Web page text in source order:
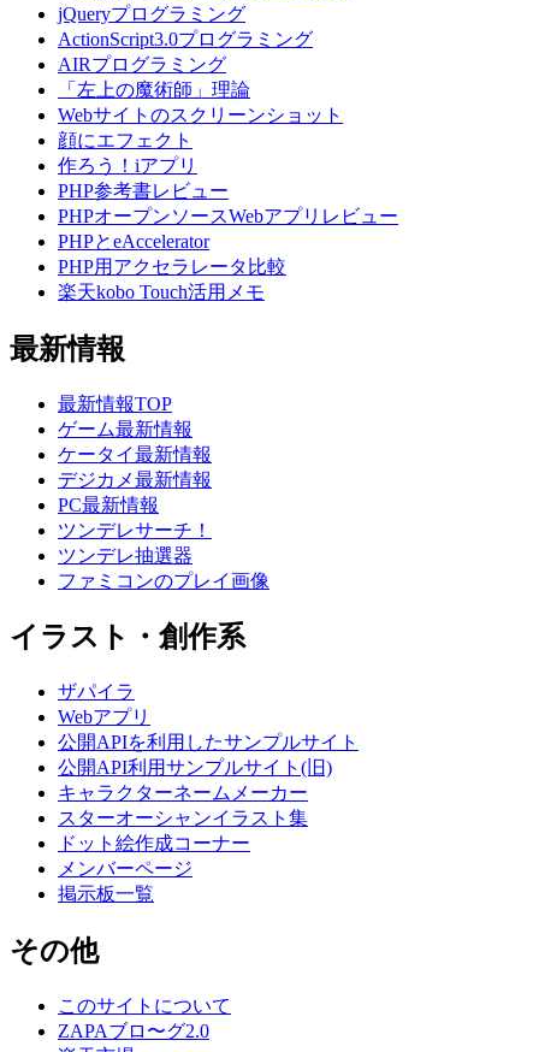
jQueryプログラミング
ActionScript3.0プログラミング
AIRプログラミング
「左上の魔術師」理論
Webサイトのスクリーンショット
顔にエフェクト
作ろう！iアプリ
PHP参考書レビュー
PHPオープンソースWebアプリレビュー
PHPとeAccelerator
PHP用アクセラレータ比較
楽天kobo Touch活用メモ
最新情報
最新情報TOP
ゲーム最新情報
ケータイ最新情報
デジカメ最新情報
PC最新情報
ツンデレサーチ！
ツンデレ抽選器
ファミコンのプレイ画像
イラスト・創作系
ザパイラ
Webアプリ
公開APIを利用したサンプルサイト
公開API利用サンプルサイト(旧)
キャラクターネームメーカー
スターオーシャンイラスト集
ドット絵作成コーナー
メンバーページ
掲示板一覧
その他
このサイトについて
ZAPAブロ〜グ2.0